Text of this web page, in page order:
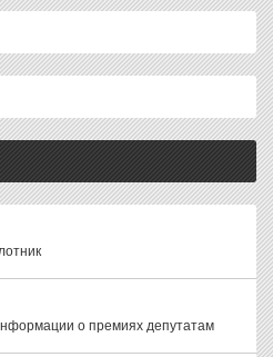
о премиях депутатам